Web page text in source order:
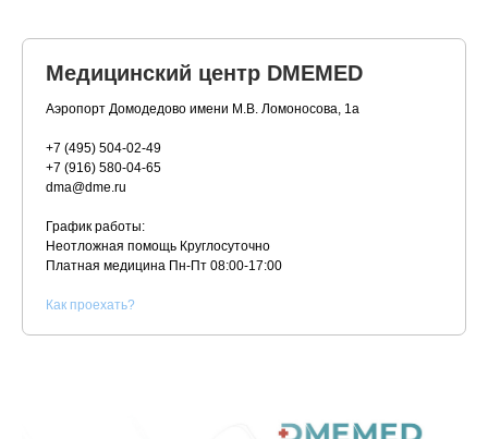
Медицинский центр DMEMED
Аэропорт Домодедово имени М.В. Ломоносова, 1а
+7 (495) 504-02-49
+7 (916) 580-04-65
dma@dme.ru
График работы:
Неотложная помощь Круглосуточно
Платная медицина Пн-Пт 08:00-17:00
Как проехать?